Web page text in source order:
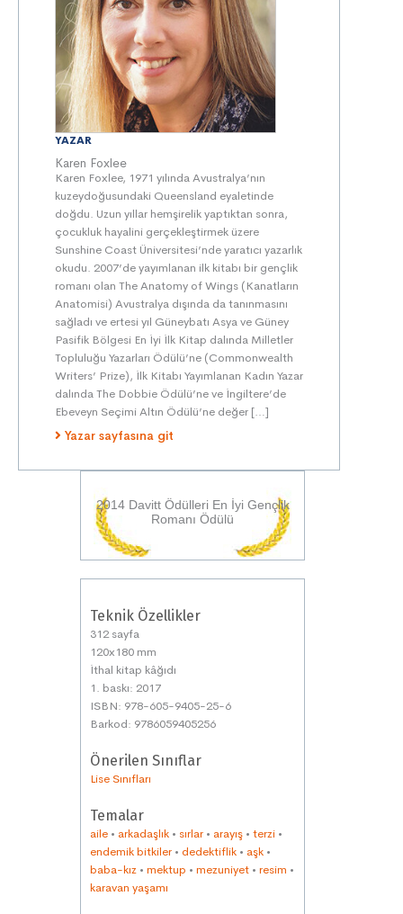
YAZAR
Karen Foxlee
Karen Foxlee, 1971 yılında Avustralya’nın
kuzeydoğusundaki Queensland eyaletinde
doğdu. Uzun yıllar hemşirelik yaptıktan sonra,
çocukluk hayalini gerçekleştirmek üzere
Sunshine Coast Üniversitesi’nde yaratıcı yazarlık
okudu. 2007’de yayımlanan ilk kitabı bir gençlik
romanı olan The Anatomy of Wings (Kanatların
Anatomisi) Avustralya dışında da tanınmasını
sağladı ve ertesi yıl Güneybatı Asya ve Güney
Pasifik Bölgesi En İyi İlk Kitap dalında Milletler
Topluluğu Yazarları Ödülü’ne (Commonwealth
Writers’ Prize), İlk Kitabı Yayımlanan Kadın Yazar
dalında The Dobbie Ödülü’ne ve İngiltere’de
Ebeveyn Seçimi Altın Ödülü’ne değer […]
Yazar sayfasına git
2014 Davitt Ödülleri En İyi Gençlik
Romanı Ödülü
Teknik Özellikler
312 sayfa
120x180 mm
İthal kitap kâğıdı
1. baskı: 2017
ISBN: 978-605-9405-25-6
Barkod: 9786059405256
Önerilen Sınıflar
Lise Sınıfları
Temalar
aile • arkadaşlık • sırlar • arayış • terzi •
endemik bitkiler • dedektiflik • aşk •
baba-kız • mektup • mezuniyet • resim •
karavan yaşamı